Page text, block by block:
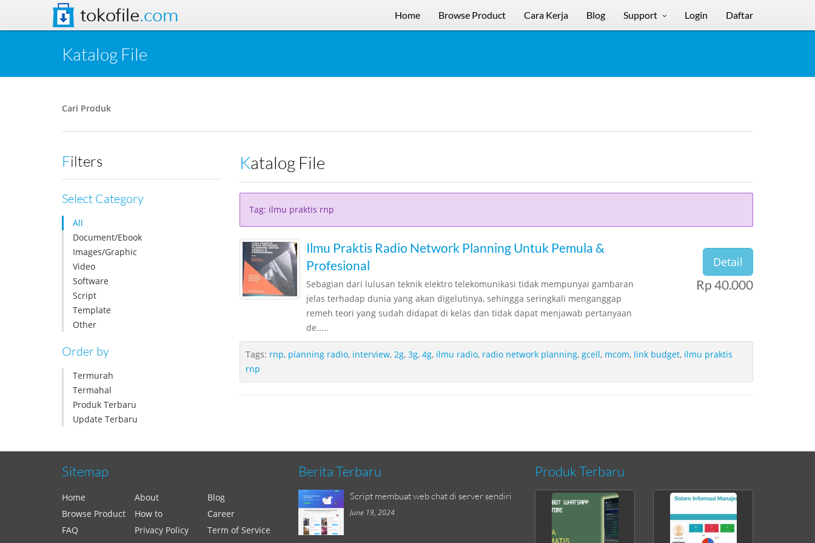
tokofile.com Home Browse Product Cara Kerja Blog Support Login Daftar
Katalog File
Cari Produk
Filters
Select Category
All
Document/Ebook
Images/Graphic
Video
Software
Script
Template
Other
Order by
Termurah
Termahal
Produk Terbaru
Update Terbaru
Katalog File
Tag: ilmu praktis rnp
Ilmu Praktis Radio Network Planning Untuk Pemula &
Profesional
Sebagian dari lulusan teknik elektro telekomunikasi tidak mempunyai gambaran
jelas terhadap dunia yang akan digelutinya, sehingga seringkali menganggap
remeh teori yang sudah didapat di kelas dan tidak dapat menjawab pertanyaan
de.....
Detail
Rp 40.000
Tags: rnp, planning radio, interview, 2g, 3g, 4g, ilmu radio, radio network planning, gcell, mcom, link budget, ilmu praktis
rnp
Sitemap
Home About
Blog
Browse Product
How to
Career
FAQ
Privacy Policy
Term of Service
Berita Terbaru
Script membuat web chat di server sendiri
June 19, 2024
Produk Terbaru